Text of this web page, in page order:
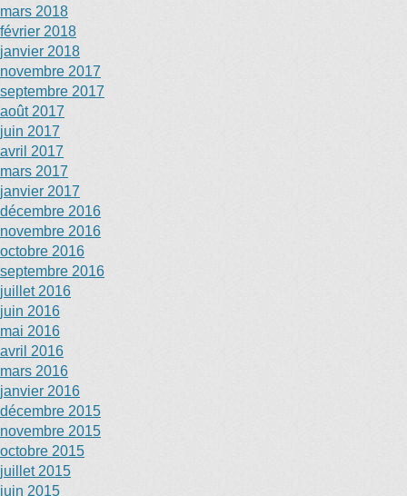
mars 2018
février 2018
janvier 2018
novembre 2017
septembre 2017
août 2017
juin 2017
avril 2017
mars 2017
janvier 2017
décembre 2016
novembre 2016
octobre 2016
septembre 2016
juillet 2016
juin 2016
mai 2016
avril 2016
mars 2016
janvier 2016
décembre 2015
novembre 2015
octobre 2015
juillet 2015
juin 2015